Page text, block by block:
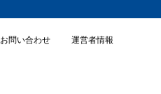
お問い合わせ 運営者情報